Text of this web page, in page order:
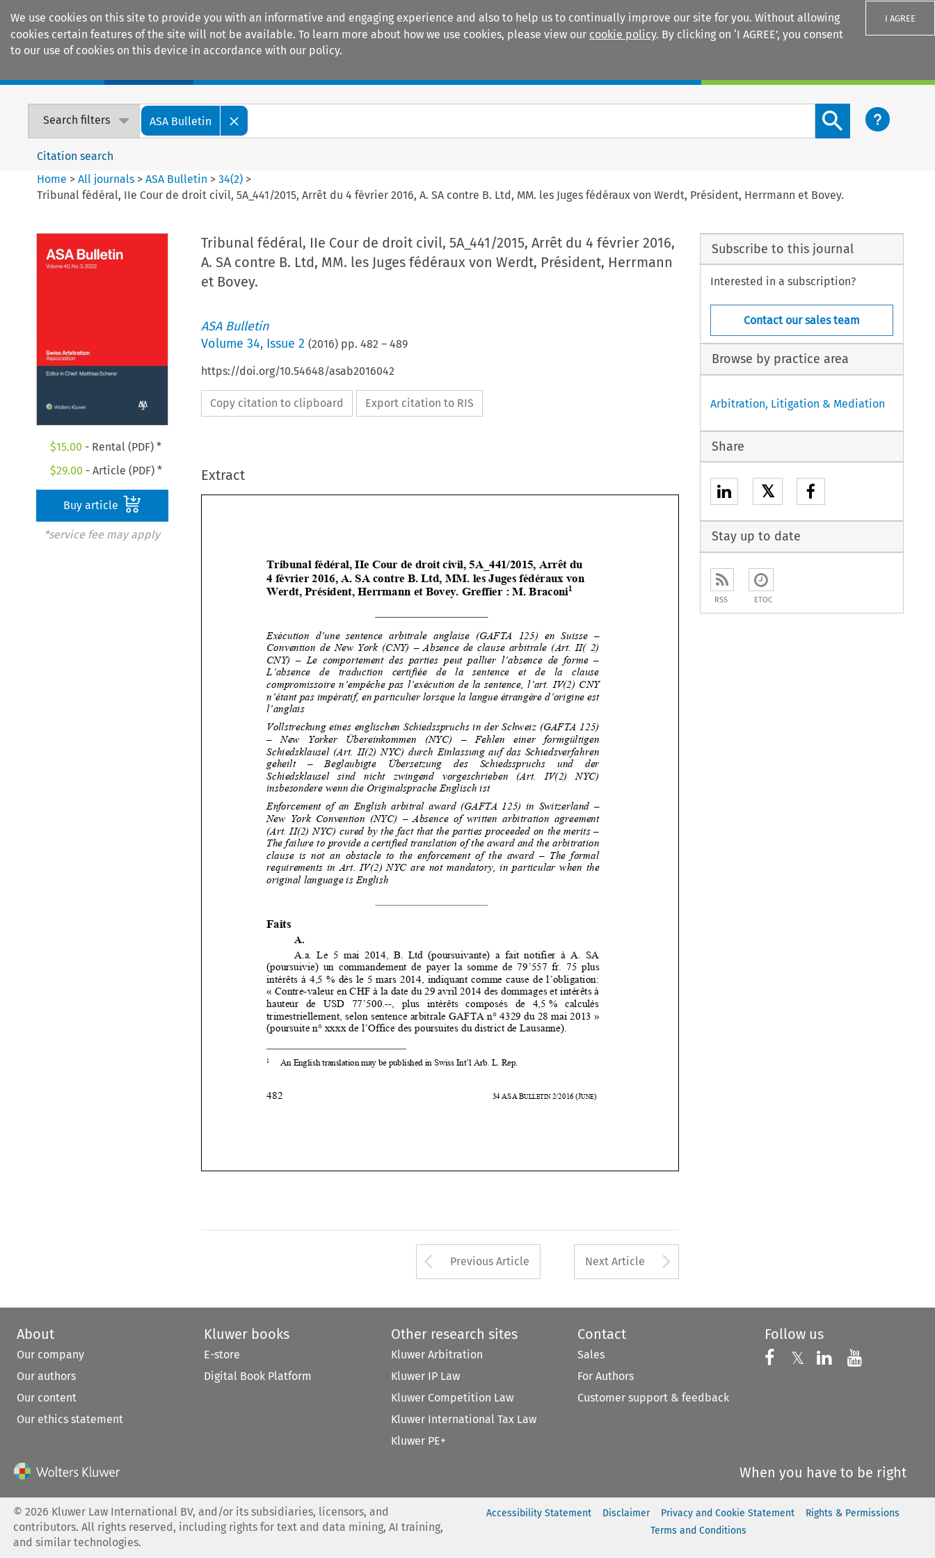
We use cookies on this site to provide you with an informative and engaging experience and also to help us to continually improve our site for you. Without allowing
cookies certain features of the site will not be available. To learn more about how we use cookies, please view our cookie policy. By clicking on ‘I AGREE’, you consent
to our use of cookies on this device in accordance with our policy.
I AGREE
Search filters ASA Bulletin
Search content button
Citation search
Home >All journals >ASA Bulletin >34(2) >
Tribunal fédéral, IIe Cour de droit civil, 5A_441/2015, Arrêt du 4 février 2016, A. SA contre B. Ltd, MM. les Juges fédéraux von Werdt, Président, Herrmann et Bovey.
$15.00 - Rental (PDF) *
$29.00 - Article (PDF) *
Buy article
*service fee may apply
Tribunal fédéral, IIe Cour de droit civil, 5A_441/2015, Arrêt du 4 février 2016,
A. SA contre B. Ltd, MM. les Juges fédéraux von Werdt, Président, Herrmann
et Bovey.
ASA Bulletin
Volume 34, Issue 2 (2016) pp. 482 – 489
https://doi.org/10.54648/asab2016042
Copy citation to clipboard Export citation to RIS
Extract
       












 









 
 














 
482
Tribunal fédéral, IIe Cour de droit civil, 5A_441/2015, Arrêt du
4 février 2016, A. SA contre B. Ltd, MM. les Juges fédéraux von
Werdt, Président, Herrmann et Bovey. Greffier : M. Braconi1
Exécution  d’une  sentence  arbitrale  anglaise  (GAFTA  125)  en  Suisse  –
Convention  de  New  York  (CNY)  –  Absence  de  clause  arbitrale  (Art.  II(  2)
compromissoire  n’empêche  pas  l’exécution de  la  sentence,  l’art.  IV(2)  CNY
n’étant pas impératif, en particulier lo rsque la langue étrangère d’origine est
l’anglais
Vollstreckung eines englischen Schied sspruchs in der Schweiz (GAFTA 125)
–   New   Yorker   Übereinkommen   (NYC
)   –   Fehlen   einer   formgültigen
Schiedsklausel  (Art.  II(2)  NYC)  durch
Einlassung  auf  das  Schiedsverfahren
geheilt    –    Beglaubigte    Übersetzung    des    Schiedsspruchs    und    der
Schiedsklausel   sind   nicht   zwingend   vorgeschrieben   (Art.   IV(2)   NYC)
insbesondere wenn die Originalsprache Englisch ist
Enforcement  of  an  English  arbitral  award  (GAFTA  125)  in  Switzerland  –
New  York  Convention  (NYC)  –  Absence  of  written  arbitration  agreement
(Art. II(2) NYC) cured by the fact that the parties proceeded on the merits –
The failure to provide a certified translation of the award and the arbitration
clause  is  not  an  obstacle  to  the  enforcement  of  the  award  –  The  formal
requirements  in  Art.  IV(2)  NYC  are  not  mandatory,  in  particular  when  the
original language is English
hauteur   de   USD   77’500.--,   plus   intérêts   composés   de   4,5   %   calculés
trimestriellement, selon sentence arbitrale GAFTA n° 4329 du 28 mai 2013 »
(poursuite n° xxxx de l’Office des poursuites du district de Lausanne).
1
Arrow button used to open the Previous Article
Previous Article Next Article
Subscribe to this journal
Interested in a subscription?
Contact our sales team
Browse by practice area
Arbitration, Litigation & Mediation
Share
𝕏
Stay up to date
RSS ETOC
About
Our company
Our authors
Our content
Our ethics statement
Kluwer books
E-store
Digital Book Platform
Other research sites
Kluwer Arbitration
Kluwer IP Law
Kluwer Competition Law
Kluwer International Tax Law
Kluwer PE+
Contact
Sales
For Authors
Customer support & feedback
Follow us
Follow us on
𝕏 Follow us on X
Follow us on
Follow
When you have to be right
©2026 Kluwer Law International BV, and/or its subsidiaries, licensors, and
contributors. All rights reserved, including rights for text and data mining, AI training,
and similar technologies.
Accessibility Statement Disclaimer Privacy and Cookie Statement
Rights & Permissions
Terms and Conditions